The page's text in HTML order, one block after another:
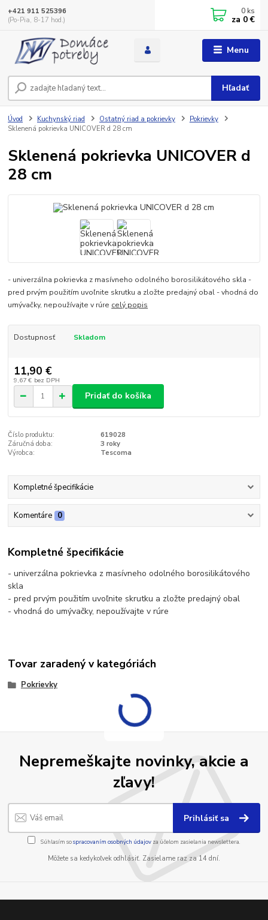
Menu
Hľadať
+421 911 525396
(Po-Pia, 8-17 hod.)
0 ks
za 0 €
Úvod Kuchynský riad Ostatný riad a pokrievky
Pokrievky
Sklenená pokrievka UNICOVER d 28 cm
Sklenená pokrievka UNICOVER d
28 cm
- univerzálna pokrievka z masívneho odolného borosilikátového skla -
pred prvým použitím uvoľnite skrutku a zložte predajný obal - vhodná do
umývačky, nepoužívajte v rúre celý popis
Dostupnosť Skladom
11,90 €
9,67 € bez DPH
Pridať do košíka
Číslo produktu:
619028
Záručná doba:
3 roky
Výrobca:
Tescoma
Kompletné špecifikácie
Komentáre 0
Kompletné špecifikácie
- univerzálna pokrievka z masívneho odolného borosilikátového
skla
- pred prvým použitím uvoľnite skrutku a zložte predajný obal
- vhodná do umývačky, nepoužívajte v rúre
Tovar zaradený v kategóriách
Pokrievky
Nepremeškajte novinky, akcie a
zľavy!
Prihlásiť sa
Súhlasím sospracovaním osobných údajov za účelom zasielania newslettera.
Môžete sa kedykoľvek odhlásiť. Zasielame raz za 14 dní.